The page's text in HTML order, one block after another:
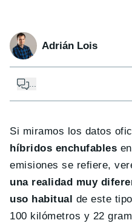
Adrián Lois
...
Si miramos los datos
híbridos enchufables
emisiones se refiere,
una realidad muy
uso habitual de este
100 kilómetros y 22